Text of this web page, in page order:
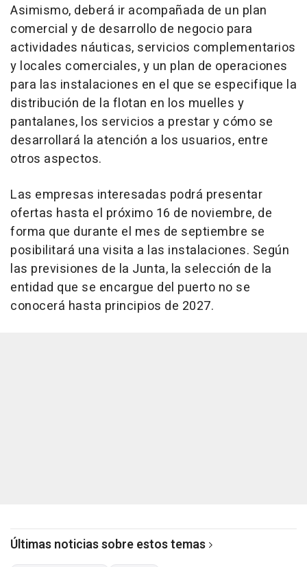
Asimismo, deberá ir acompañada de un plan
comercial y de desarrollo de negocio para
actividades náuticas, servicios complementarios
y locales comerciales, y un plan de operaciones
para las instalaciones en el que se especifique la
distribución de la flotan en los muelles y
pantalanes, los servicios a prestar y cómo se
desarrollará la atención a los usuarios, entre
otros aspectos.
Las empresas interesadas podrá presentar
ofertas hasta el próximo 16 de noviembre, de
forma que durante el mes de septiembre se
posibilitará una visita a las instalaciones. Según
las previsiones de la Junta, la selección de la
entidad que se encargue del puerto no se
conocerá hasta principios de 2027.
Últimas noticias sobre estos temas